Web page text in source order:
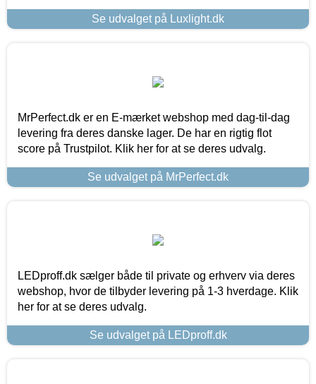
Se udvalget på Luxlight.dk
MrPerfect.dk er en E-mærket webshop med dag-til-dag
levering fra deres danske lager. De har en rigtig flot
score på Trustpilot. Klik her for at se deres udvalg.
Se udvalget på MrPerfect.dk
LEDproff.dk sælger både til private og erhverv via deres
webshop, hvor de tilbyder levering på 1-3 hverdage. Klik
her for at se deres udvalg.
Se udvalget på LEDproff.dk